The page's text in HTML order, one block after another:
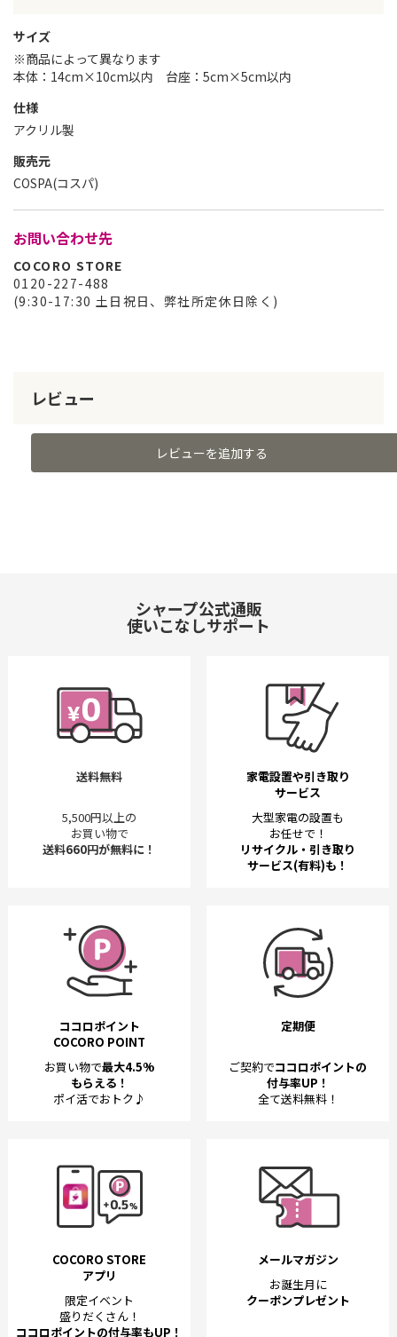
サイズ
※商品によって異なります
本体：14cm×10cm以内 台座：5cm×5cm以内
仕様
アクリル製
販売元
COSPA(コスパ)
お問い合わせ先
COCORO STORE
0120-227-488
(9:30-17:30 土日祝日、弊社所定休日除く)
レビュー
レビューを追加する
シャープ公式通販
使いこなしサポート
送料無料
5,500円以上の
お買い物で
送料660円が無料に！
家電設置や引き取り
サービス
大型家電の設置も
お任せで！
リサイクル・引き取り
サービス(有料)も！
ココロポイント
COCORO POINT
お買い物で最大4.5%
もらえる！
ポイ活でおトク♪
定期便
ご契約でココロポイントの
付与率UP！
全て送料無料！
COCORO STORE
アプリ
限定イベント
盛りだくさん！
ココロポイントの付与率もUP！
メールマガジン
お誕生月に
クーポンプレゼント